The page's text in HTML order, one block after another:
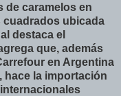
de caramelos en
cuadrados ubicada
destaca el
que, además
en Argentina
hace la importación